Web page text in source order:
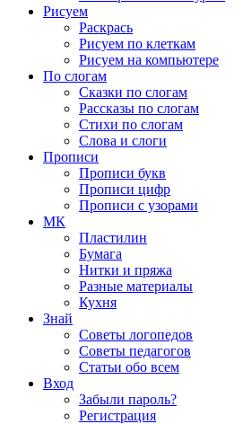
Рисуем
Раскрась
Рисуем по клеткам
Рисуем на компьютере
По слогам
Сказки по слогам
Рассказы по слогам
Стихи по слогам
Слова и слоги
Прописи
Прописи букв
Прописи цифр
Прописи с узорами
МК
Пластилин
Бумага
Нитки и пряжа
Разные материалы
Кухня
Знай
Советы логопедов
Советы педагогов
Статьи обо всем
Вход
Забыли пароль?
Регистрация